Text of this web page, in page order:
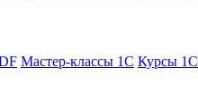
Мастер-классы 1С Курсы 1С